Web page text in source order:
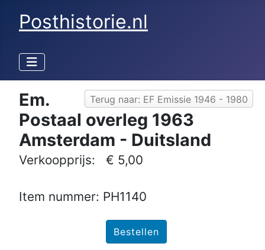
Posthistorie.nl
Terug naar: EF Emissie 1946 - 1980
Em.
Postaal overleg 1963
Amsterdam - Duitsland
Verkoopprijs: € 5,00
Item nummer: PH1140